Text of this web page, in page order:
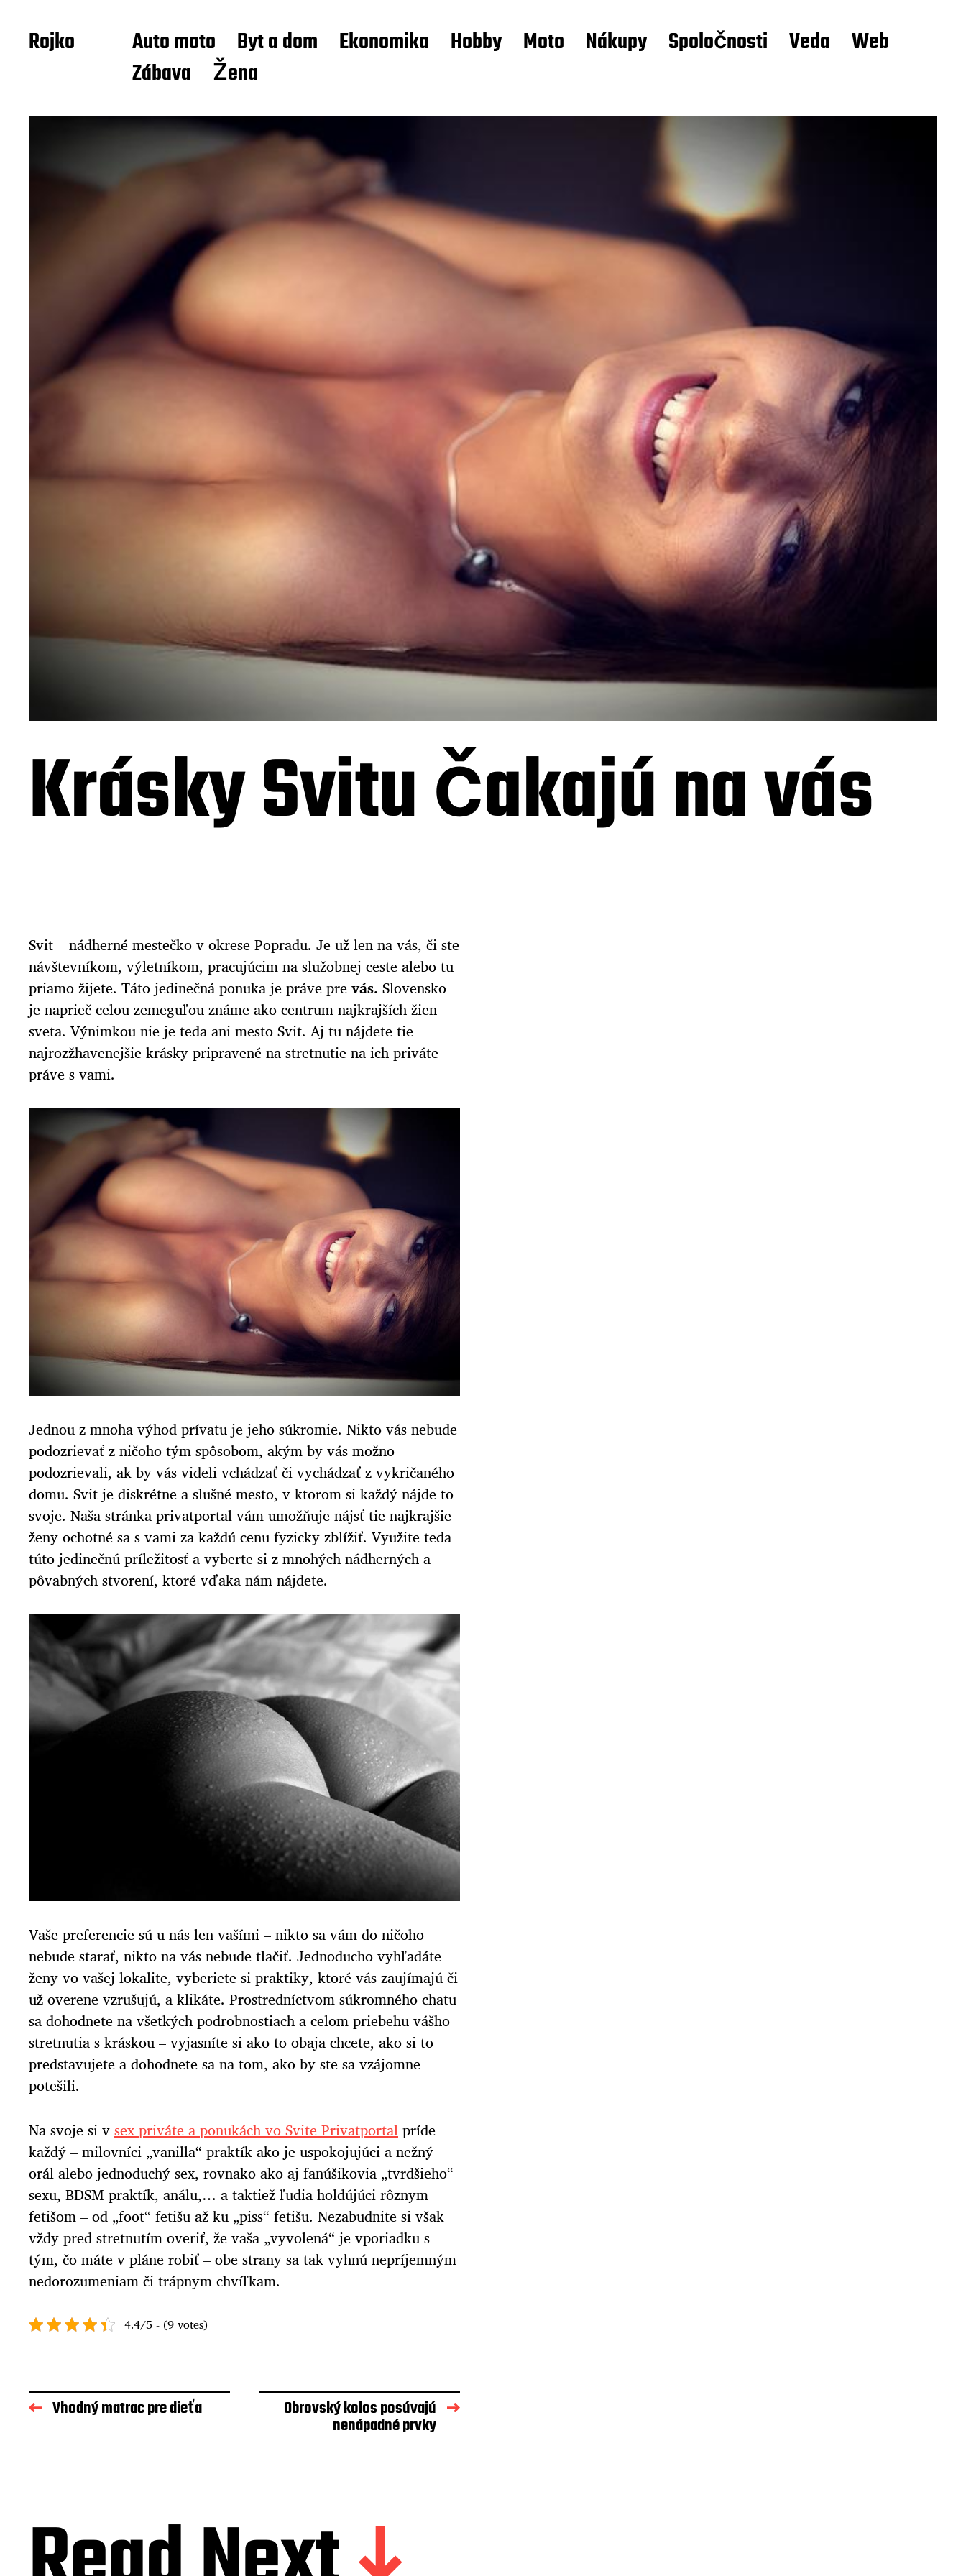
Rojko Auto moto Byt a dom Ekonomika Hobby Moto Nákupy Spoločnosti Veda
Web
Zábava
Žena
Krásky Svitu čakajú na vás
Svit – nádherné mestečko v okrese Popradu. Je už len na vás, či ste
návštevníkom, výletníkom, pracujúcim na služobnej ceste alebo tu
priamo žijete. Táto jedinečná ponuka je práve prevás. Slovensko
je naprieč celou zemeguľou známe ako centrum najkrajších žien
sveta. Výnimkou nie je teda ani mesto Svit. Aj tu nájdete tie
najrozžhavenejšie krásky pripravené na stretnutie na ich priváte
práve s vami.
Jednou z mnoha výhod prívatu je jeho súkromie. Nikto vás nebude
podozrievať z ničoho tým spôsobom, akým by vás možno
podozrievali, ak by vás videli vchádzať či vychádzať z vykričaného
domu. Svit je diskrétne a slušné mesto, v ktorom si každý nájde to
svoje. Naša stránka privatportal vám umožňuje nájsť tie najkrajšie
ženy ochotné sa s vami za každú cenu fyzicky zblížiť. Využite teda
túto jedinečnú príležitosť a vyberte si z mnohých nádherných a
pôvabných stvorení, ktoré vďaka nám nájdete.
Vaše preferencie sú u nás len vašími – nikto sa vám do ničoho
nebude starať, nikto na vás nebude tlačiť. Jednoducho vyhľadáte
ženy vo vašej lokalite, vyberiete si praktiky, ktoré vás zaujímajú či
už overene vzrušujú, a klikáte. Prostredníctvom súkromného chatu
sa dohodnete na všetkých podrobnostiach a celom priebehu vášho
stretnutia s kráskou – vyjasníte si ako to obaja chcete, ako si to
predstavujete a dohodnete sa na tom, ako by ste sa vzájomne
potešili.
Na svoje si vsex priváte a ponukách vo Svite Privatportalpríde
každý – milovníci „vanilla“ praktík ako je uspokojujúci a nežný
orál alebo jednoduchý sex, rovnako ako aj fanúšikovia „tvrdšieho“
sexu, BDSM praktík, análu,… a taktiež ľudia holdújúci rôznym
fetišom – od „foot“ fetišu až ku „piss“ fetišu. Nezabudnite si však
vždy pred stretnutím overiť, že vaša „vyvolená“ je vporiadku s
tým, čo máte v pláne robiť – obe strany sa tak vyhnú nepríjemným
nedorozumeniam či trápnym chvíľkam.
4.4/5 - (9 votes)
Vhodný matrac pre dieťa Obrovský kolos posúvajú
nenápadné prvky